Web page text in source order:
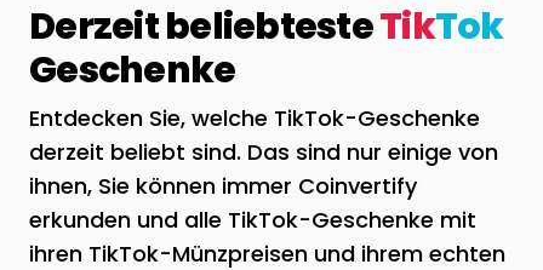
Derzeit beliebtesteTikTok
Geschenke
Entdecken Sie, welche TikTok-Geschenke
derzeit beliebt sind. Das sind nur einige von
ihnen, Sie können immer Coinvertify
erkunden und alle TikTok-Geschenke mit
ihren TikTok-Münzpreisen und ihrem echten